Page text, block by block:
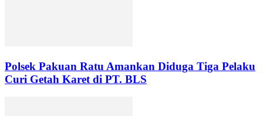
Polsek Pakuan Ratu Amankan Diduga Tiga Pelaku
Curi Getah Karet di PT. BLS